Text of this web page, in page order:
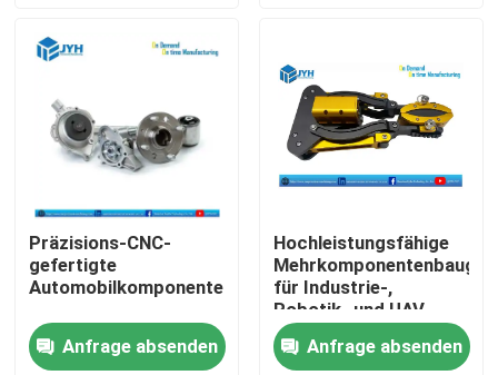
Dienstleistungen
VR-Show
Fabrik-Ausflug
Qualitätskontrolle
industriellen Einsatz
Präzisions-CNC-
gefertigte
Automobilkomponenten
Anfrage absenden
Hochleistungsfähige
für Industrie-,
Robotik- und UAV-
Anwendungen
Anfrage absenden